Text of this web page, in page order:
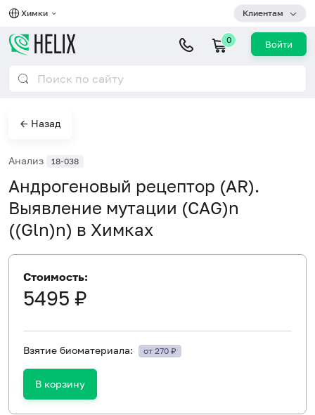
Химки Клиентам
0 Войти
← Назад
Анализ 18-038
Андрогеновый рецептор (AR).
Выявление мутации (CAG)n
((Gln)n) в Химках
Стоимость:
5495 ₽
Взятие биоматериала: от 270 ₽
В корзину